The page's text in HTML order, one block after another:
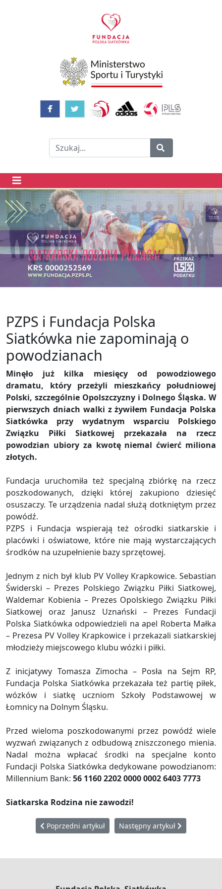
PZPS i Fundacja Polska
Siatkówka nie zapominają o
powodzianach
Minęło już kilka miesięcy od powodziowego
dramatu, który przeżyli mieszkańcy południowej
Polski, szczególnie Opolszczyzny i Dolnego Śląska. W
pierwszych dniach walki z żywiłem Fundacja Polska
Siatkówka przy wydatnym wsparciu Polskiego
Związku Piłki Siatkowej przekazała na rzecz
powodzian ubiory za kwotę niemal ćwierć miliona
złotych.
Fundacja uruchomiła też specjalną zbiórkę na rzecz
poszkodowanych, dzięki której zakupiono dziesięć
osuszaczy. Te urządzenia nadal służą dotkniętym przez
powódź.
PZPS i Fundacja wspierają też ośrodki siatkarskie i
placówki i oświatowe, które nie mają wystarczających
środków na uzupełnienie bazy sprzętowej.
Jednym z nich był klub PV Volley Krapkowice. Sebastian
Świderski – Prezes Polskiego Związku Piłki Siatkowej,
Waldemar Kobienia – Prezes Opolskiego Związku Piłki
Siatkowej oraz Janusz Uznański – Prezes Fundacji
Polska Siatkówka odpowiedzieli na apel Roberta Małka
– Prezesa PV Volley Krapkowice i przekazali siatkarskiej
młodzieży miejscowego klubu wózki i piłki.
Z inicjatywy Tomasza Zimocha – Posła na Sejm RP,
Fundacja Polska Siatkówka przekazała też partię piłek,
wózków i siatkę uczniom Szkoły Podstawowej w
Łomnicy na Dolnym Śląsku.
Przed wieloma poszkodowanymi przez powódź wiele
wyzwań związanych z odbudową zniszczonego mienia.
Nadal można wpłacać środki na specjalne konto
Fundacji Polska Siatkówka dedykowane powodzianom:
Millennium Bank: 56 1160 2202 0000 0002 6403 7773
Siatkarska Rodzina nie zawodzi!
Poprzedni artykuł: Przekaż 1,5% podatku
Poprzedni artykuł Następny artykuł: Amatorskie
Następny artykuł